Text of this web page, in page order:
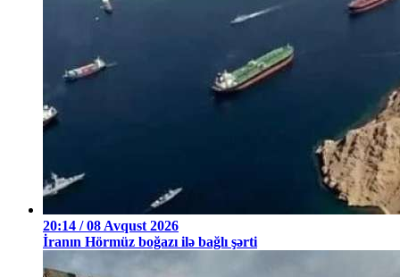
20:14 / 08 Avqust 2026
İranın Hörmüz boğazı ilə bağlı şərti